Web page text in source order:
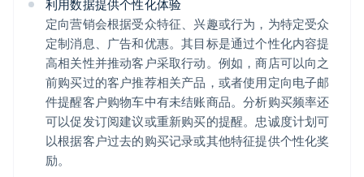
利用数据提供个性化体验
定向营销会根据受众特征、兴趣或行为，为特定受众
定制消息、广告和优惠。其目标是通过个性化内容提
高相关性并推动客户采取行动。例如，商店可以向之
前购买过的客户推荐相关产品，或者使用定向电子邮
件提醒客户购物车中有未结账商品。分析购买频率还
可以促发订阅建议或重新购买的提醒。忠诚度计划可
以根据客户过去的购买记录或其他特征提供个性化奖
励。